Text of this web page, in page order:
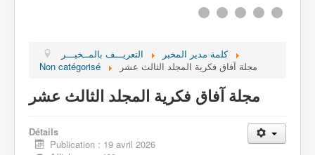
التعريـــف بالمــخبـــر
كلمة مدير المخبر
Non catégorisé
مجلة آفاق فكرية المجلد الثالث عشر
مجلة آفاق فكرية المجلد الثالث عشر
Détails
Publication : 19 avril 2026